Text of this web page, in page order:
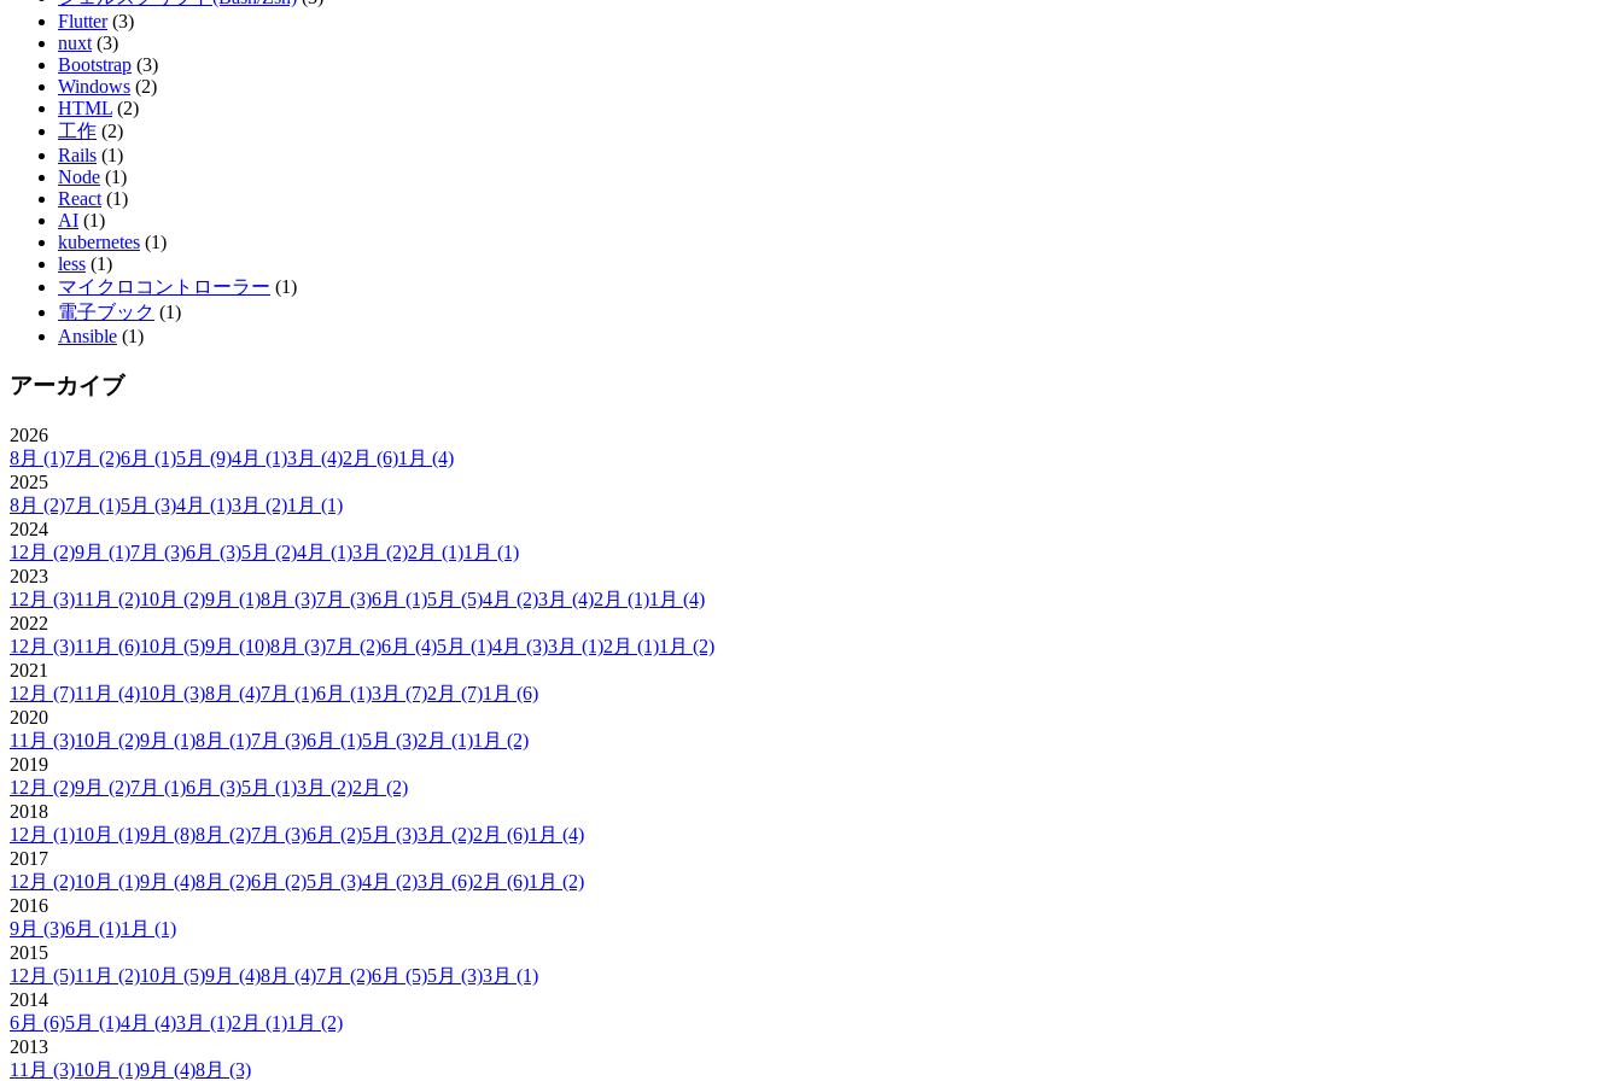
Flutter (3)
nuxt (3)
Bootstrap (3)
Windows (2)
HTML (2)
工作 (2)
Rails (1)
Node (1)
React (1)
AI (1)
kubernetes (1)
less (1)
マイクロコントローラー (1)
電子ブック (1)
Ansible (1)
アーカイブ
2026
8月 (1)7月 (2)6月 (1)5月 (9)4月 (1)3月 (4)2月 (6)1月 (4)
2025
8月 (2)7月 (1)5月 (3)4月 (1)3月 (2)1月 (1)
2024
12月 (2)9月 (1)7月 (3)6月 (3)5月 (2)4月 (1)3月 (2)2月 (1)1月 (1)
2023
12月 (3)11月 (2)10月 (2)9月 (1)8月 (3)7月 (3)6月 (1)5月 (5)4月 (2)3月 (4)2月 (1)1月 (4)
2022
12月 (3)11月 (6)10月 (5)9月 (10)8月 (3)7月 (2)6月 (4)5月 (1)4月 (3)3月 (1)2月 (1)1月 (2)
2021
12月 (7)11月 (4)10月 (3)8月 (4)7月 (1)6月 (1)3月 (7)2月 (7)1月 (6)
2020
11月 (3)10月 (2)9月 (1)8月 (1)7月 (3)6月 (1)5月 (3)2月 (1)1月 (2)
2019
12月 (2)9月 (2)7月 (1)6月 (3)5月 (1)3月 (2)2月 (2)
2018
12月 (1)10月 (1)9月 (8)8月 (2)7月 (3)6月 (2)5月 (3)3月 (2)2月 (6)1月 (4)
2017
12月 (2)10月 (1)9月 (4)8月 (2)6月 (2)5月 (3)4月 (2)3月 (6)2月 (6)1月 (2)
2016
9月 (3)6月 (1)1月 (1)
2015
12月 (5)11月 (2)10月 (5)9月 (4)8月 (4)7月 (2)6月 (5)5月 (3)3月 (1)
2014
6月 (6)5月 (1)4月 (4)3月 (1)2月 (1)1月 (2)
2013
11月 (3)10月 (1)9月 (4)8月 (3)